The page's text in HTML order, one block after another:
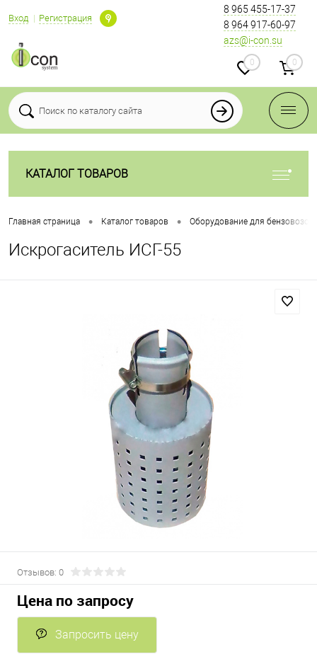
Вход Регистрация
8 965 455-17-37
8 964 917-60-97
azs@i-con.su
0 0
КАТАЛОГ ТОВАРОВ
Главная страница • Каталог товаров • Оборудование для бензовозов
Искрогаситель ИСГ-55
Отзывов: 0
Цена по запросу
Запросить цену